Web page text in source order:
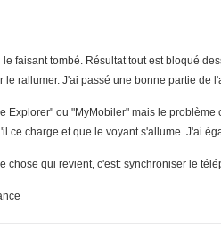
faisant tombé. Résultat tout est bloqué
rallumer. J'ai passé une bonne partie de
Explorer" ou "MyMobiler" mais le
ce charge et que le voyant s'allume. J'ai
chose qui revient, c'est: synchroniser le